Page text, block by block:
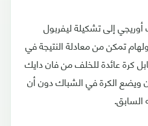
إلى تشكيلة ليفربول
تمكن من معادلة النتيجة في
بابل كرة عائدة للخلف من فان دايك
الكرة في الشباك دون أن
السابق.